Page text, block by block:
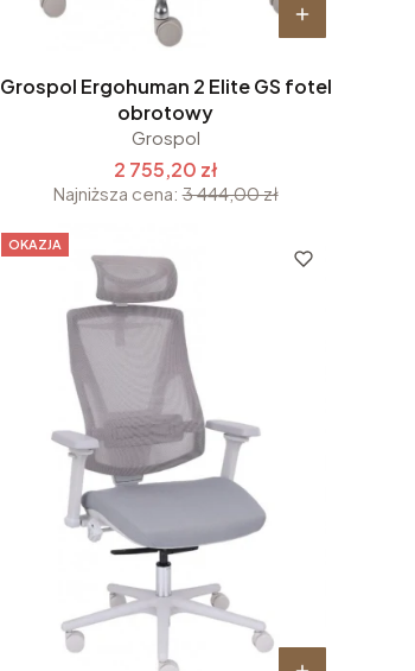
Grospol Ergohuman 2 Elite GS fotel
obrotowy
Grospol
2 755,20 zł
Najniższa cena: 3 444,00 zł
OKAZJA